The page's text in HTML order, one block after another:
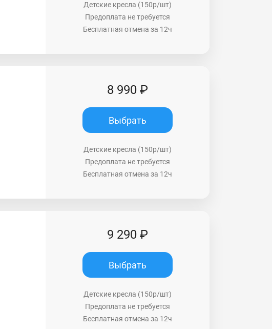
Детские кресла (150р/шт)
Предоплата не требуется
Бесплатная отмена за 12ч
8 990 ₽
Выбрать
Детские кресла (150р/шт)
Предоплата не требуется
Бесплатная отмена за 12ч
9 290 ₽
Выбрать
Детские кресла (150р/шт)
Предоплата не требуется
Бесплатная отмена за 12ч